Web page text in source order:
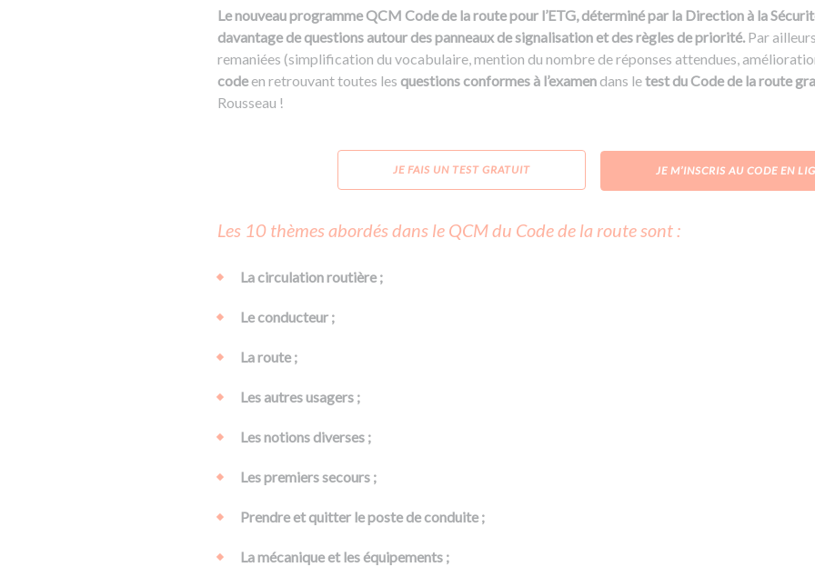
Le nouveau programme QCM Code de la route pour l’ETG, déterminé par la Direction à la
davantage de questions autour des panneaux de signalisation et des règles de priorité.Par
remaniées (simplification du vocabulaire, mention du nombre de réponses attendues,
codeen retrouvant toutes les questions conformes à l’examen dans letest du Code de la route
Rousseau !
JE FAIS UN TEST GRATUIT JE M’INSCRIS AU CODE EN
Les 10 thèmes abordés dans le QCM du Code de la route sont :
La circulation routière ;
Le conducteur ;
La route ;
Les autres usagers ;
Les notions diverses ;
Les premiers secours ;
Prendre et quitter le poste de conduite ;
La mécanique et les équipements ;